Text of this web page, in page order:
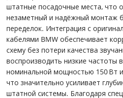
штатные посадочные места, что
незаметный и надёжный монтаж
переделок. Интеграция с
кабелями BMW обеспечивает
схему без потери качества
воспроизводить низкие частоты
номинальной мощностью 150 Вт
что значительно усиливает
штатной системы. Благодаря